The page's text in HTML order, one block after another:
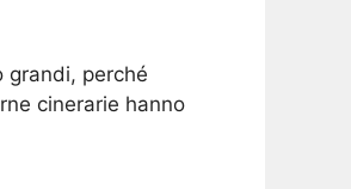
grandi, perché
cinerarie hanno